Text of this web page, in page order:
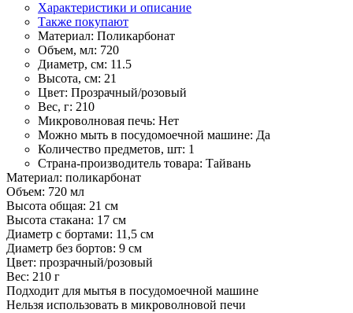
Характеристики и описание
Также покупают
Материал: Поликарбонат
Объем, мл: 720
Диаметр, см: 11.5
Высота, см: 21
Цвет: Прозрачный/розовый
Вес, г: 210
Микроволновая печь: Нет
Можно мыть в посудомоечной машине: Да
Количество предметов, шт: 1
Страна-производитель товара: Тайвань
Материал: поликарбонат
Объем: 720 мл
Высота общая: 21 см
Высота стакана: 17 см
Диаметр с бортами: 11,5 см
Диаметр без бортов: 9 см
Цвет: прозрачный/розовый
Вес: 210 г
Подходит для мытья в посудомоечной машине
Нельзя использовать в микроволновой печи